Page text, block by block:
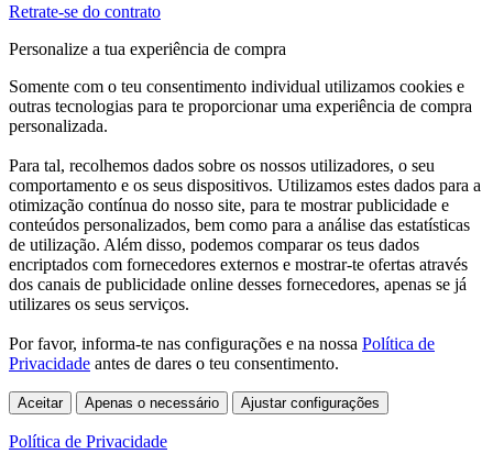
Retrate-se do contrato
Personalize a tua experiência de compra
Somente com o teu consentimento individual utilizamos cookies e
outras tecnologias para te proporcionar uma experiência de compra
personalizada.
Para tal, recolhemos dados sobre os nossos utilizadores, o seu
comportamento e os seus dispositivos. Utilizamos estes dados para a
otimização contínua do nosso site, para te mostrar publicidade e
conteúdos personalizados, bem como para a análise das estatísticas
de utilização. Além disso, podemos comparar os teus dados
encriptados com fornecedores externos e mostrar-te ofertas através
dos canais de publicidade online desses fornecedores, apenas se já
utilizares os seus serviços.
Por favor, informa-te nas configurações e na nossa Política de
Privacidade antes de dares o teu consentimento.
Aceitar Apenas o necessário Ajustar configurações
Política de Privacidade